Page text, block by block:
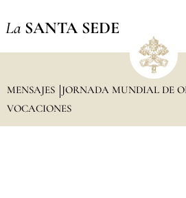
La SANTA SEDE
MENSAJES
JORNADA MUNDIAL DE
VOCACIONES